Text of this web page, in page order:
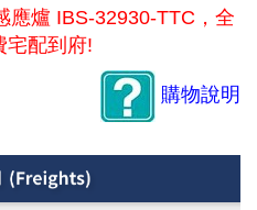
應爐 IBS-32930-TTC，全
宅配到府!
購物說明